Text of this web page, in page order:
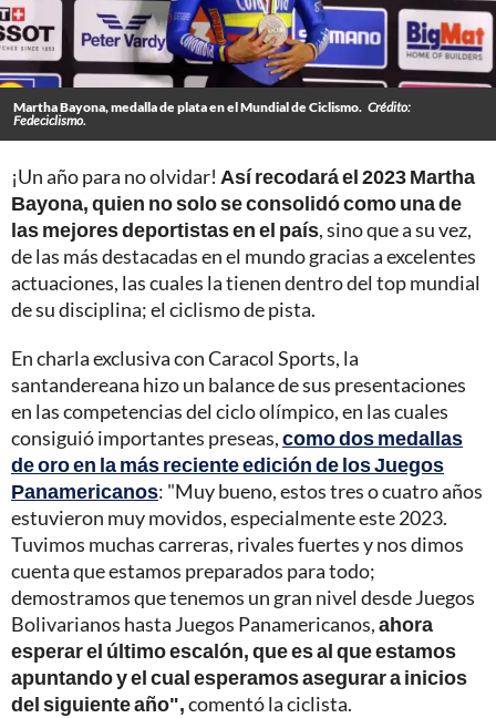
Martha Bayona, medalla de plata en el Mundial de Ciclismo. Crédito:
Fedeciclismo.
¡Un año para no olvidar! Así recodará el 2023 Martha
Bayona, quien no solo se consolidó como una de
las mejores deportistas en el país, sino que a su vez,
de las más destacadas en el mundo gracias a excelentes
actuaciones, las cuales la tienen dentro del top mundial
de su disciplina; el ciclismo de pista.
En charla exclusiva con Caracol Sports, la
santandereana hizo un balance de sus presentaciones
en las competencias del ciclo olímpico, en las cuales
consiguió importantes preseas,como dos medallas
de oro en la más reciente edición de los Juegos
Panamericanos: "Muy bueno, estos tres o cuatro años
estuvieron muy movidos, especialmente este 2023.
Tuvimos muchas carreras, rivales fuertes y nos dimos
cuenta que estamos preparados para todo;
demostramos que tenemos un gran nivel desde Juegos
Bolivarianos hasta Juegos Panamericanos,ahora
esperar el último escalón, que es al que estamos
apuntando y el cual esperamos asegurar a inicios
del siguiente año",comentó la ciclista.